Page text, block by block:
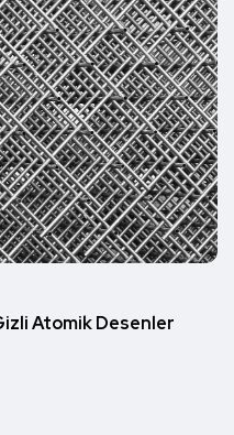
Atomik Desenler